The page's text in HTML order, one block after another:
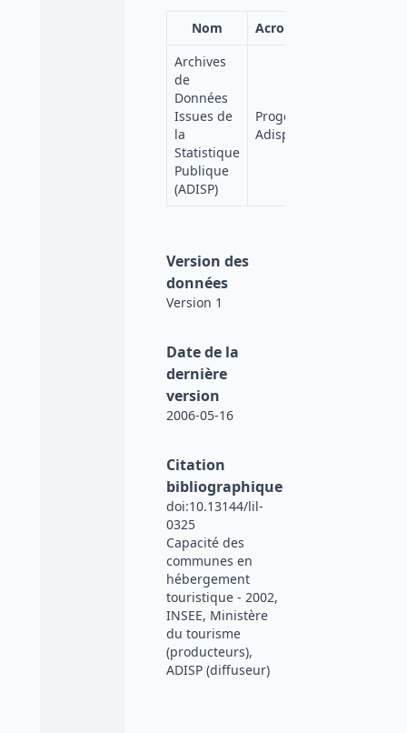
Nom Acronyme
Archives
de
Données
Issues de
la
Statistique
Publique
(ADISP)
Progedo-
Adisp
Version des
données
Version 1
Date de la
dernière
version
2006-05-16
Citation
bibliographique
doi:10.13144/lil-
0325
Capacité des
communes en
hébergement
touristique - 2002,
INSEE, Ministère
du tourisme
(producteurs),
ADISP (diffuseur)